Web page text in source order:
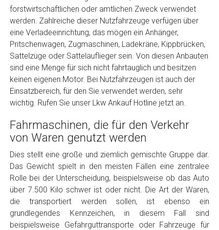
Baujahr
Getriebe
Bekannte Schäden
Kilometerstand
Preisvorstellung
Name*
Telefon
forstwirtschaftlichen oder amtlichen Zweck verwendet
werden. Zahlreiche dieser Nutzfahrzeuge verfügen über
eine Verladeeinrichtung, das mögen ein Anhänger,
Pritschenwagen, Zugmaschinen, Ladekräne, Kippbrücken,
Sattelzüge oder Sattelauflieger sein. Von diesen Anbauten
sind eine Menge für sich nicht fahrtauglich und besitzen
keinen eigenen Motor. Bei Nutzfahrzeugen ist auch der
Einsatzbereich, für den Sie verwendet werden, sehr
wichtig. Rufen Sie unser Lkw Ankauf Hotline jetzt an.
Fahrmaschinen, die für den Verkehr
von Waren genutzt werden
Dies stellt eine große und ziemlich gemischte Gruppe dar.
Das Gewicht spielt in den meisten Fällen eine zentralee
Rolle bei der Unterscheidung, beispielsweise ob das Auto
über 7.500 Kilo schwer ist oder nicht. Die Art der Waren,
die transportiert werden sollen, ist ebenso ein
grundlegendes Kennzeichen, in diesem Fall sind
beispielsweise Gefahrguttransporte oder Fahrzeuge für